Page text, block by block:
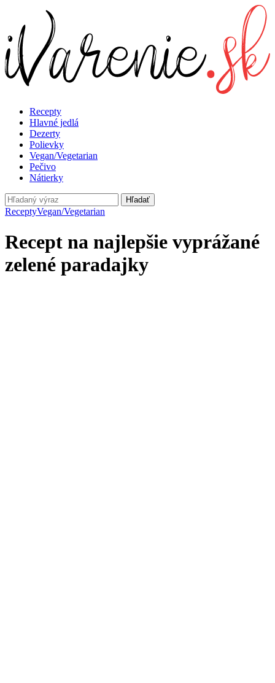
Recepty
Hlavné jedlá
Dezerty
Polievky
Vegan/Vegetarian
Pečivo
Nátierky
Hľadať
ReceptyVegan/Vegetarian
Recept na najlepšie vyprážané
zelené paradajky